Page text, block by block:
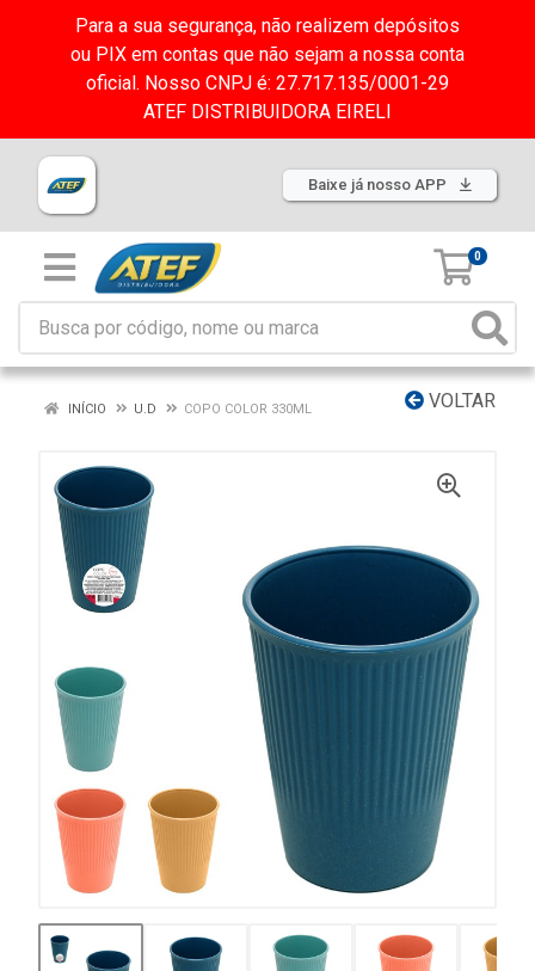
Para a sua segurança, não realizem depósitos
ou PIX em contas que não sejam a nossa conta
oficial. Nosso CNPJ é: 27.717.135/0001-29
ATEF DISTRIBUIDORA EIRELI
Baixe já nosso APP
0
VOLTAR
INÍCIO U.D COPO COLOR 330ML